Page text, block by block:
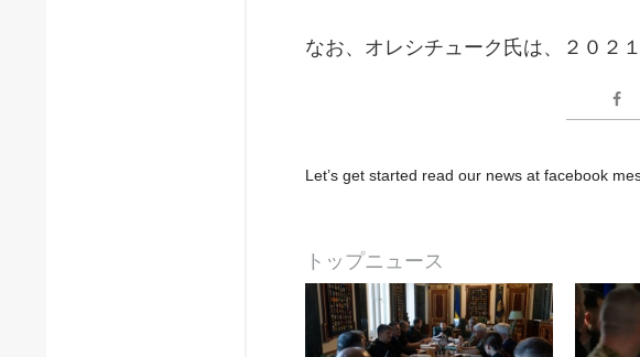
なお、オレシチューク氏は、２０２
Let’s get started read our news at facebook
トップニュース